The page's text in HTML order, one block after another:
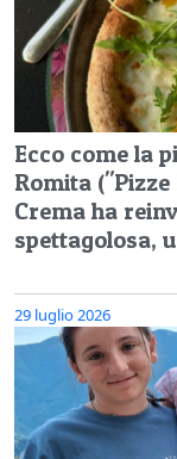
Ecco come la
Romita
Crema ha
spettagolosa,
29 luglio 2026